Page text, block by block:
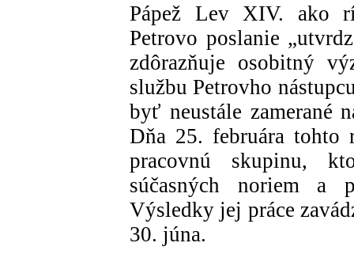
Pápež Lev XIV. ako
Petrovo poslanie
zdôrazňuje osobitný
službu Petrovho
byť neustále zamerané
Dňa 25. februára tohto
pracovnú skupinu,
súčasných noriem a
Výsledky jej práce
30. júna.